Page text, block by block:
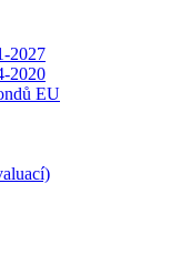
2027
2020
EU